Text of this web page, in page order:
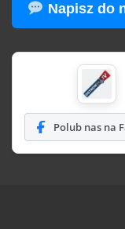
Napisz do
Polub nas na